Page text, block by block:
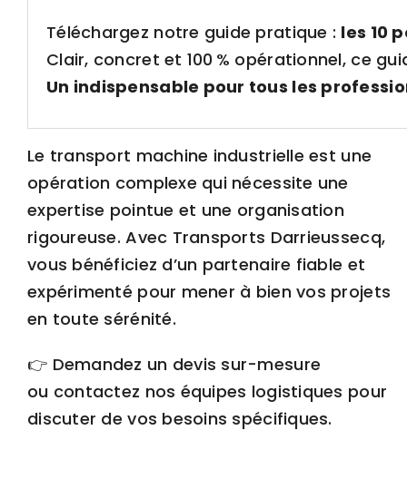
Téléchargez notre guide pratique : les 10
Clair, concret et 100 % opérationnel, ce
Un indispensable pour tous les
Le transport machine industrielle est une
opération complexe qui nécessite une
expertise pointue et une organisation
rigoureuse. Avec Transports Darrieussecq,
vous bénéficiez d’un partenaire fiable et
expérimenté pour mener à bien vos projets
en toute sérénité.
👉 Demandez un devis sur-mesure
ou contactez nos équipes logistiques pour
discuter de vos besoins spécifiques.